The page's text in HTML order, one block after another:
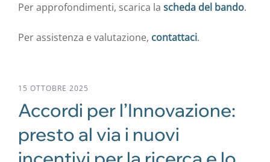
Per approfondimenti, scarica la scheda del bando.
Per assistenza e valutazione, contattaci.
15 OTTOBRE 2025
Accordi per l’Innovazione:
presto al via i nuovi